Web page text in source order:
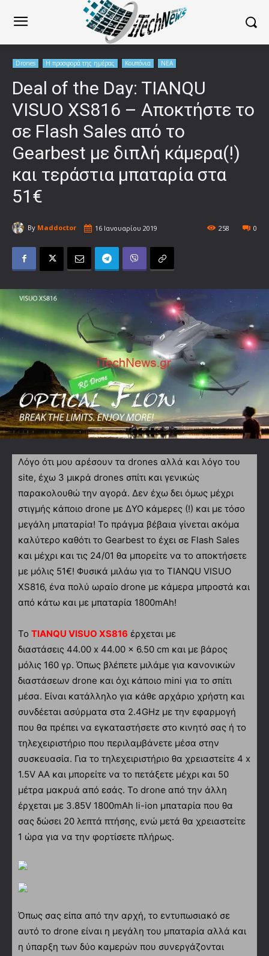
Drones Η προσφορά της ημέρας Κουπόνια ΝΕΑ
Deal of the Day: TIANQU
VISUO XS816 – Αποκτήστε το
σε Flash Sales από το
Gearbest με διπλή κάμερα(!)
και τεράστια μπαταρία στα
51€
By Maddoctor 16 Ιανουαρίου 2019 0
258
Λόγο ότι μου αρέσουν τα drones αλλά και λόγο του
site, έχω 3 μικρά drones σπίτι και γενικώς
παρακολουθώ την αγορά. Δεν έχω δει όμως μέχρι
στιγμής κάποιο drone με ΔΥΟ κάμερες (!) και με τόσο
μεγάλη μπαταρία! Το πράγμα βέβαια γίνεται ακόμα
καλύτερο καθότι το Gearbest το έχει σε Flash Sales
και μέχρι και τις 24/01 θα μπορείτε να το αποκτήσετε
με μόλις 51€! Φυσικά μιλάω για το TIANQU VISUO
XS816, ένα πολύ ωραίο drone με κάμερα μπροστά και
από κάτω και με μπαταρία 1800mAh!
Το TIANQU VISUO XS816 έρχεται με
διαστάσεις 44.00 x 44.00 x 6.50 cm και με βάρος
μόλις 160 γρ. Όπως βλέπετε μιλάμε για κανονικών
διαστάσεων drone και όχι κάποιο mini για το σπίτι
μέσα. Είναι κατάλληλο για κάθε αρχάριο χρήστη και
συνδέεται ασύρματα στα 2.4GHz με την εφαρμογή
που θα πρέπει να εγκαταστήσετε στο κινητό σας ή το
τηλεχειριστήριο που περιλαμβάνετε μέσα στην
συσκευασία. Για το τηλεχειριστήριο θα χρειαστείτε 4 x
1.5V AA και μπορείτε να το πετάξετε μέχρι και 50
μέτρα μακρυά από εσάς. Το drone από την άλλη
έρχεται με 3.85V 1800mAh li-ion μπαταρία που θα
σας δώσει 20 λεπτά πτήσης, ενώ μετά θα χρειαστείτε
1 ώρα για να την φορτίσετε πλήρως.
Όπως σας είπα από την αρχή, το εντυπωσιακό σε
αυτό το drone είναι η μεγάλη του μπαταρία αλλά και
η ύπαρξη των δύο καμερών που συνεργάζονται